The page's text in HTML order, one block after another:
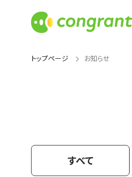
トップページ お知らせ
すべて